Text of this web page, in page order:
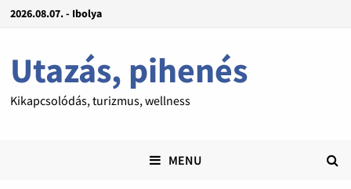
2026.08.07. - Ibolya
Utazás, pihenés
Kikapcsolódás, turizmus, wellness
MENU